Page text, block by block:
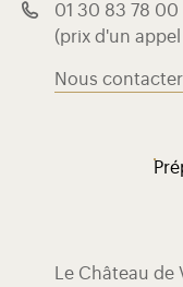
01 30 83 78 00
(prix d'un
Nous contacter
Le Château